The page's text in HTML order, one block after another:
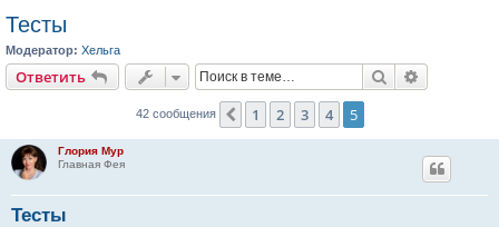
Тесты
Модератор: Хельга
Ответить Поиск
42 сообщения Пред.
1 2 3 4 5
Глория Мур
Главная Фея
Тесты